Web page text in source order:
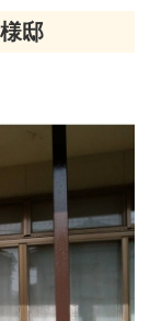
邸